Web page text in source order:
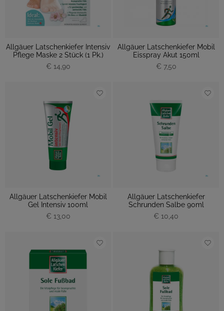
Allgäuer Latschenkiefer Intensiv
Pflege Maske 2 Stück (1 Pk.)
€ 14,90
Allgäuer Latschenkiefer Mobil
Eisspray Akut 150ml
€ 7,50
Allgäuer Latschenkiefer Mobil
Gel Intensiv 100ml
€ 13,00
Allgäuer Latschenkiefer
Schrunden Salbe 90ml
€ 10,40